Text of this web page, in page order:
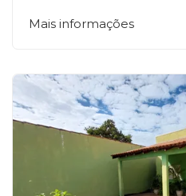
Mais informações